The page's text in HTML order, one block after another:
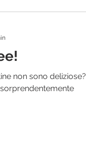
non sono deliziose?